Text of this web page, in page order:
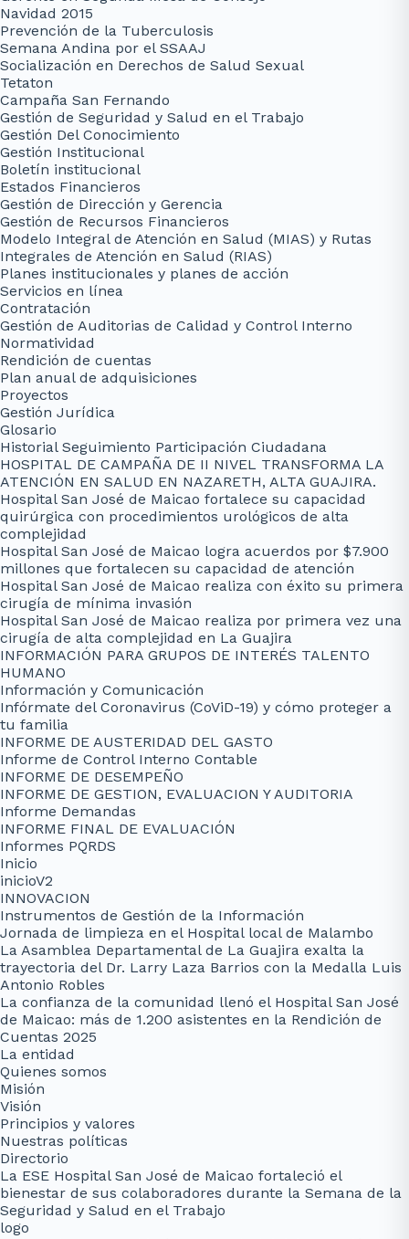
Navidad 2015
Prevención de la Tuberculosis
Semana Andina por el SSAAJ
Socialización en Derechos de Salud Sexual
Tetaton
Campaña San Fernando
Gestión de Seguridad y Salud en el Trabajo
Gestión Del Conocimiento
Gestión Institucional
Boletín institucional
Estados Financieros
Gestión de Dirección y Gerencia
Gestión de Recursos Financieros
Modelo Integral de Atención en Salud (MIAS) y Rutas
Integrales de Atención en Salud (RIAS)
Planes institucionales y planes de acción
Servicios en línea
Contratación
Gestión de Auditorias de Calidad y Control Interno
Normatividad
Rendición de cuentas
Plan anual de adquisiciones
Proyectos
Gestión Jurídica
Glosario
Historial Seguimiento Participación Ciudadana
HOSPITAL DE CAMPAÑA DE II NIVEL TRANSFORMA LA
ATENCIÓN EN SALUD EN NAZARETH, ALTA GUAJIRA.
Hospital San José de Maicao fortalece su capacidad
quirúrgica con procedimientos urológicos de alta
complejidad
Hospital San José de Maicao logra acuerdos por $7.900
millones que fortalecen su capacidad de atención
Hospital San José de Maicao realiza con éxito su primera
cirugía de mínima invasión
Hospital San José de Maicao realiza por primera vez una
cirugía de alta complejidad en La Guajira
INFORMACIÓN PARA GRUPOS DE INTERÉS TALENTO
HUMANO
Información y Comunicación
Infórmate del Coronavirus (CoViD-19) y cómo proteger a
tu familia
INFORME DE AUSTERIDAD DEL GASTO
Informe de Control Interno Contable
INFORME DE DESEMPEÑO
INFORME DE GESTION, EVALUACION Y AUDITORIA
Informe Demandas
INFORME FINAL DE EVALUACIÓN
Informes PQRDS
Inicio
inicioV2
INNOVACION
Instrumentos de Gestión de la Información
Jornada de limpieza en el Hospital local de Malambo
La Asamblea Departamental de La Guajira exalta la
trayectoria del Dr. Larry Laza Barrios con la Medalla Luis
Antonio Robles
La confianza de la comunidad llenó el Hospital San José
de Maicao: más de 1.200 asistentes en la Rendición de
Cuentas 2025
La entidad
Quienes somos
Misión
Visión
Principios y valores
Nuestras políticas
Directorio
La ESE Hospital San José de Maicao fortaleció el
bienestar de sus colaboradores durante la Semana de la
Seguridad y Salud en el Trabajo
logo